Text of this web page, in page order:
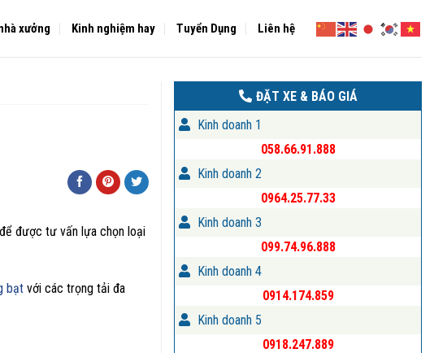
xưởng Kinh nghiệm hay Tuyển Dụng Liên hệ
được tư vấn lựa chọn loại
bạt với các trọng tải đa
ĐẶT XE & BÁO GIÁ
Kinh doanh 1
058.66.91.888
Kinh doanh 2
0964.25.77.33
Kinh doanh 3
099.74.96.888
Kinh doanh 4
0914.174.859
Kinh doanh 5
0918.247.889